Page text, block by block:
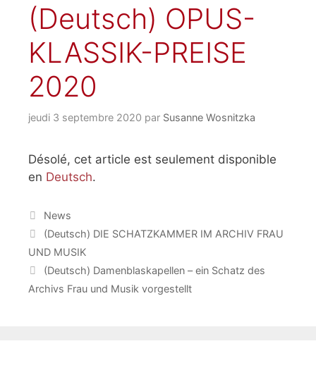
(Deutsch) OPUS-
KLASSIK-PREISE
2020
jeudi 3 septembre 2020 par Susanne Wosnitzka
Désolé, cet article est seulement disponible
en Deutsch.
Catégories
News
(Deutsch) DIE SCHATZKAMMER IM ARCHIV FRAU
UND MUSIK
(Deutsch) Damenblaskapellen – ein Schatz des
Archivs Frau und Musik vorgestellt